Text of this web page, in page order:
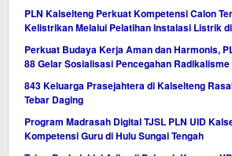
PLN Kalselteng Perkuat Kompetensi Calon
Kelistrikan Melalui Pelatihan Instalasi Listrik
Perkuat Budaya Kerja Aman dan Harmonis,
88 Gelar Sosialisasi Pencegahan Radikalisme
843 Keluarga Prasejahtera di Kalselteng
Tebar Daging
Program Madrasah Digital TJSL PLN UID
Kompetensi Guru di Hulu Sungai Tengah